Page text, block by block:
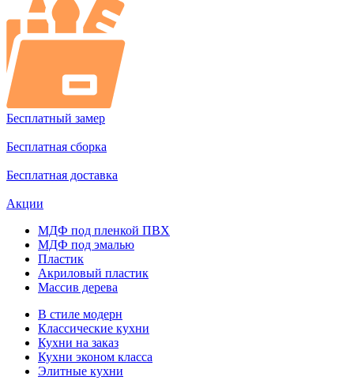
Бесплатный замер
Бесплатная сборка
Бесплатная доставка
Акции
МДФ под пленкой ПВХ
МДФ под эмалью
Пластик
Акриловый пластик
Массив дерева
В стиле модерн
Классические кухни
Кухни на заказ
Кухни эконом класса
Элитные кухни